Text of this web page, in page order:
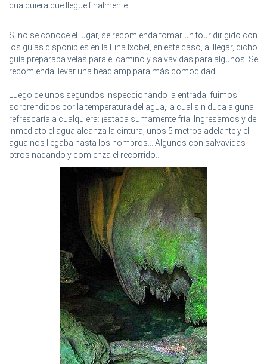
cualquiera que llegue finalmente.
Si no se conoce el lugar, se recomienda tomar un tour dirigido con
los guías disponibles en la Fina Ixobel, en este caso, al llegar, dicho
guía preparaba velas para el camino y salvavidas para algunos. Se
recomienda llevar una headlamp para más comodidad.
Luego de unos segundos inspeccionando la entrada, fuimos
sorprendidos por la temperatura del agua, la cual sin duda alguna
refrescaría a cualquiera: ¡estaba sumamente fría! Ingresamos y de
inmediato el agua alcanza la cintura, unos 5 metros adelante y el
agua nos llegaba hasta los hombros... Algunos con salvavidas
otros nadando y comienza el recorrido...